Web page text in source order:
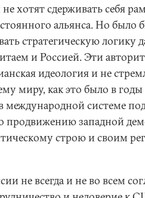
хотят сдерживать себя
альянса. Но было
стратегическую логику
и Россией. Эти
идеология и не
миру, как это было в
международной системе
западной
строю и своим
не всегда и не во всем